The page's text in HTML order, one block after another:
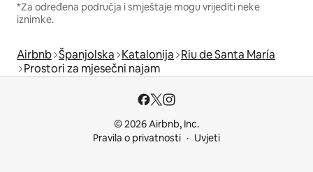
*Za određena područja i smještaje mogu vrijediti neke
iznimke.
Airbnb Španjolska Katalonija Riu de Santa María
Prostori za mjesečni najam
© 2026 Airbnb, Inc.
Pravila o privatnosti
Uvjeti